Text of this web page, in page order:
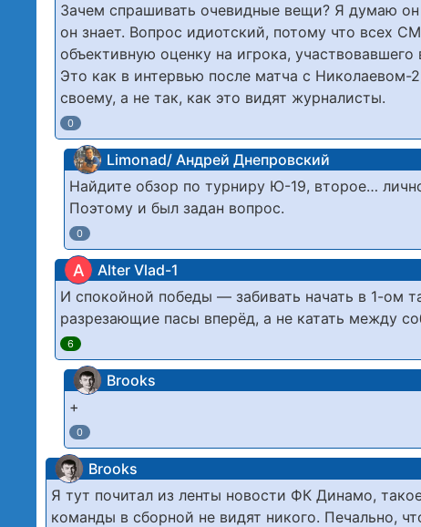
Зачем спрашивать очевидные вещи? Я думаю
он знает. Вопрос идиотский, потому что всех
объективную оценку на игрока,
Это как в интервью после матча с
своему, а не так, как это видят журналисты.
0
Limonad/ Андрей Днепровский
Найдите обзор по турниру Ю-19, второе…
Поэтому и был задан вопрос.
0
A Alter Vlad-1
И спокойной победы — забивать начать в 1-ом
разрезающие пасы вперёд, а не катать между
6
Brooks
+
0
Brooks
Я тут почитал из ленты новости ФК Динамо,
команды в сборной не видят никого. Печально,